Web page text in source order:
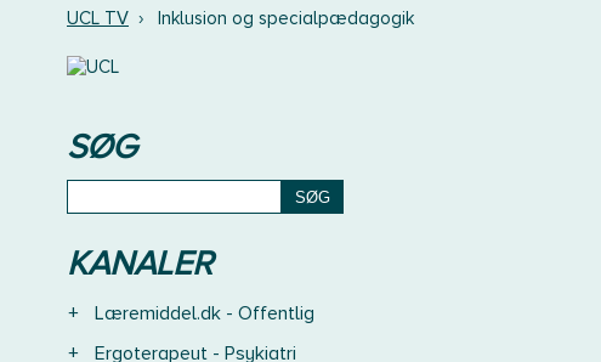
UCL TV › Inklusion og specialpædagogik
SØG
KANALER
+
Læremiddel.dk - Offentlig
+
Ergoterapeut - Psykiatri